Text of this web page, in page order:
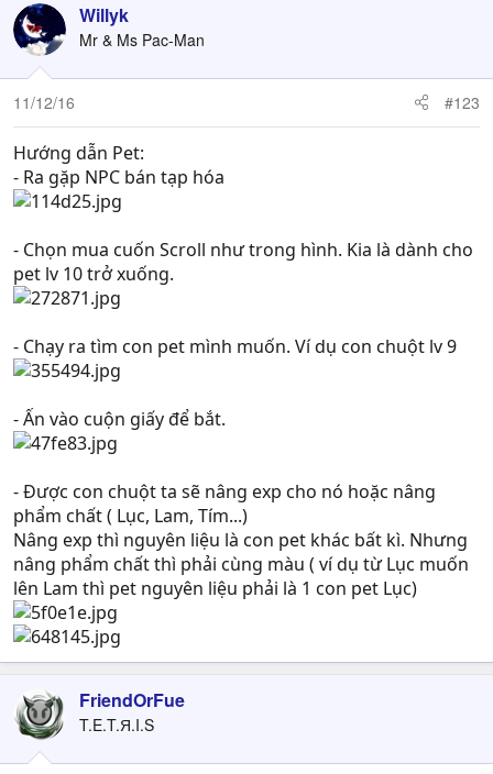
Willyk
Mr & Ms Pac-Man
11/12/16 #123
Hướng dẫn Pet:
- Ra gặp NPC bán tạp hóa
- Chọn mua cuốn Scroll như trong hình. Kia là dành cho
pet lv 10 trở xuống.
- Chạy ra tìm con pet mình muốn. Ví dụ con chuột lv 9
- Ấn vào cuộn giấy để bắt.
- Được con chuột ta sẽ nâng exp cho nó hoặc nâng
phẩm chất ( Lục, Lam, Tím...)
Nâng exp thì nguyên liệu là con pet khác bất kì. Nhưng
nâng phẩm chất thì phải cùng màu ( ví dụ từ Lục muốn
lên Lam thì pet nguyên liệu phải là 1 con pet Lục)
FriendOrFue
T.E.T.Я.I.S